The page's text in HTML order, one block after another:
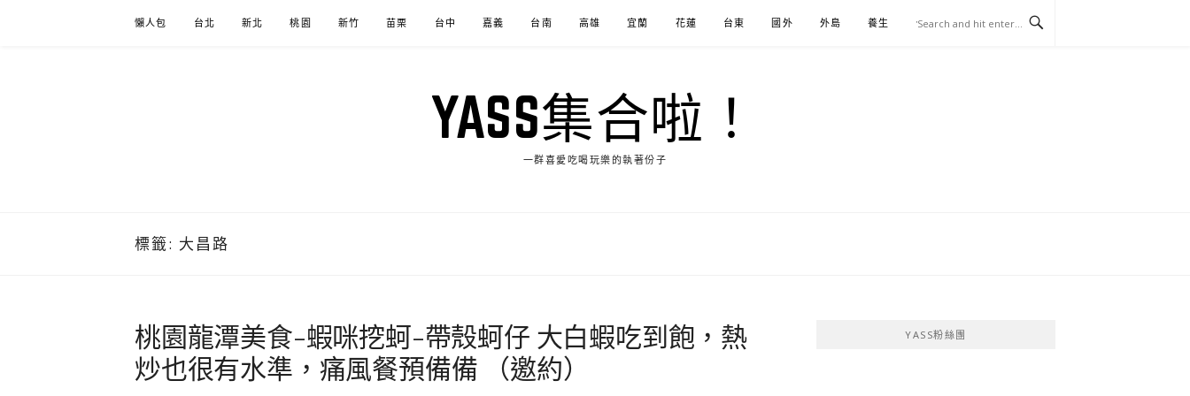
懶人包 台北 新北 桃園 新竹 苗栗 台中 嘉義 台南 高雄 宜蘭 花蓮 台東 國外 外島 養生 伴手禮
YASS集合啦！
一群喜愛吃喝玩樂的執著份子
標籤: 大昌路
桃園龍潭美食-蝦咪挖蚵-帶殼蚵仔 大白蝦吃到飽，熱
炒也很有水準，痛風餐預備備 （邀約）
YASS粉絲團